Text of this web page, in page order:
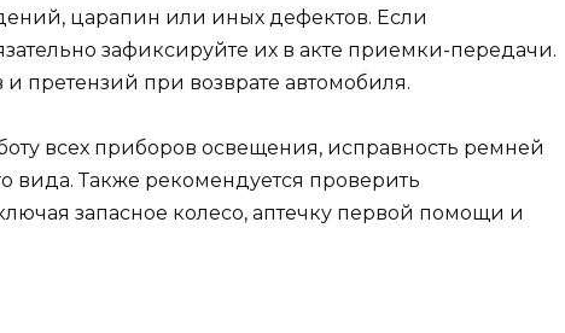
царапин или иных дефектов. Если
зафиксируйте их в акте приемки-передачи.
и претензий при возврате автомобиля.
всех приборов освещения, исправность ремней
вида. Также рекомендуется проверить
запасное колесо, аптечку первой помощи и